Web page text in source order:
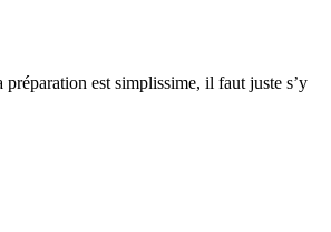
est simplissime, il faut juste s’y